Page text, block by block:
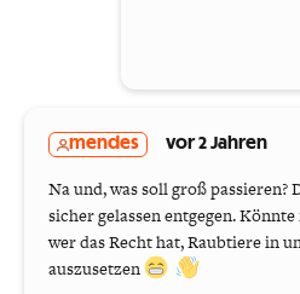
mendes vor 2 Jahren
Na und, was soll groß passieren?
sicher gelassen entgegen.
wer das Recht hat, Raubtiere in
auszusetzen